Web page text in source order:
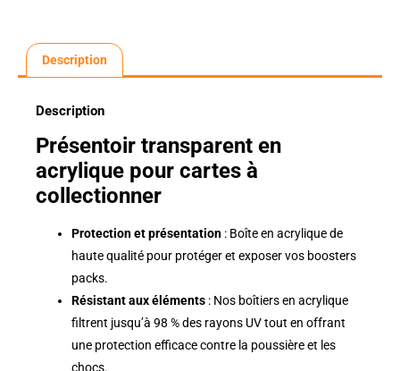
Description
Description
Présentoir transparent en
acrylique pour cartes à
collectionner
Protection et présentation : Boîte en acrylique de
haute qualité pour protéger et exposer vos boosters
packs.
Résistant aux éléments : Nos boîtiers en acrylique
filtrent jusqu’à 98 % des rayons UV tout en offrant
une protection efficace contre la poussière et les
chocs.